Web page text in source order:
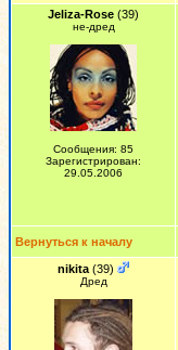
Jeliza-Rose (39)
не-дред
Сообщения: 85
Зарегистрирован:
29.05.2006
Вернуться к началу
nikita (39)
Дред